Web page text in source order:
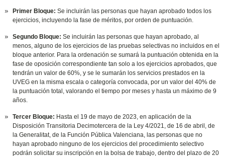
Primer Bloque: Se incluirán las personas que hayan aprobado todos los
ejercicios, incluyendo la fase de méritos, por orden de puntuación.
Segundo Bloque: Se incluirán las personas que hayan aprobado, al
menos, alguno de los ejercicios de las pruebas selectivas no incluidos en el
bloque anterior. Para la ordenación se sumará la puntuación obtenida en la
fase de oposición correspondiente tan solo a los ejercicios aprobados, que
tendrán un valor de 60%, y se le sumarán los servicios prestados en la
UVEG en la misma escala o categoría convocada, por un valor del 40% de
la puntuación total, valorando el tiempo por meses y hasta un máximo de 9
años.
Tercer Bloque: Hasta el 19 de mayo de 2023, en aplicación de la
Disposición Transitoria Decimotercera de la Ley 4/2021, de 16 de abril, de
la Generalitat, de la Función Pública Valenciana, las personas que no
hayan aprobado ninguno de los ejercicios del procedimiento selectivo
podrán solicitar su inscripción en la bolsa de trabajo, dentro del plazo de 20